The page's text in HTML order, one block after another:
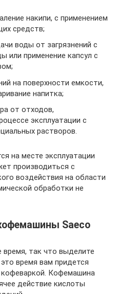
накипи, с применением
средств;
воды от загрязнений с
или применение капсул с
на поверхности емкости,
напитка;
от отходов,
эксплуатации с
растворов.
на месте эксплуатации
производиться с
воздействия на области
обработки не
Saeco
время, так что выделите
время вам придется
Кофемашина
действие кислоты